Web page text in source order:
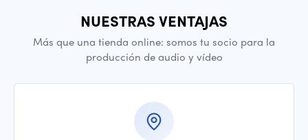
NUESTRAS VENTAJAS
Más que una tienda online: somos tu socio para la
producción de audio y vídeo